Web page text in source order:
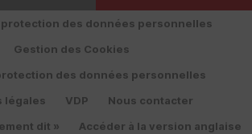
des données personnelles
Gestion des Cookies
des données personnelles
légales
VDP
Nous contacter
dit »
Accéder à la version anglaise